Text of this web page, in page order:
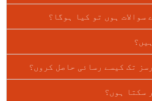
سوالات ہوں تو کیا ہوگا؟
تک کیسے رسائی حاصل کروں؟
سکتا ہوں؟